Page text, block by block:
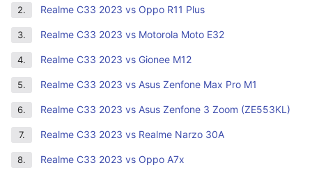
2. Realme C33 2023 vs Oppo R11 Plus
3. Realme C33 2023 vs Motorola Moto E32
4. Realme C33 2023 vs Gionee M12
5. Realme C33 2023 vs Asus Zenfone Max Pro M1
6. Realme C33 2023 vs Asus Zenfone 3 Zoom (ZE553KL)
7. Realme C33 2023 vs Realme Narzo 30A
8. Realme C33 2023 vs Oppo A7x